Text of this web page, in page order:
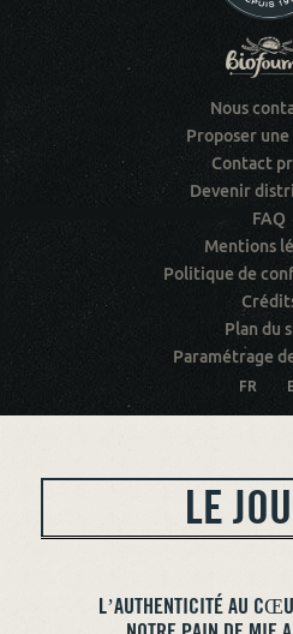
Nous
Proposer
Contact
Devenir
FAQ
Mentions
Politique de
Plan du
Paramétrage
FR
LE
L’AUTHENTICITÉ AU